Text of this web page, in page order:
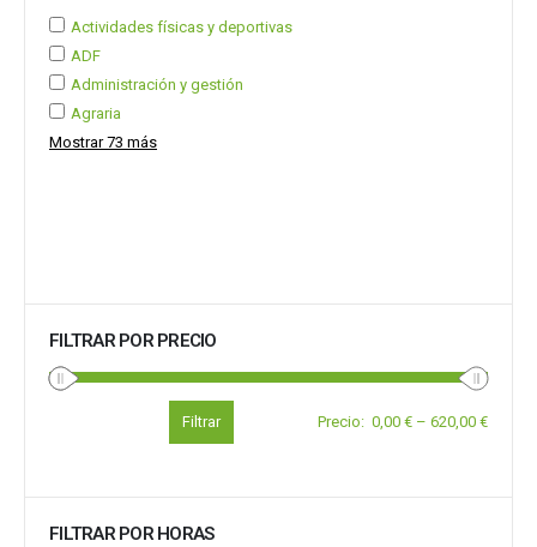
Actividades físicas y deportivas
ADF
Administración y gestión
Agraria
Mostrar 73 más
FILTRAR POR PRECIO
Filtrar Precio: 0,00 € – 620,00 €
FILTRAR POR HORAS